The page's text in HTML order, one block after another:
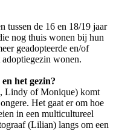
tussen de 16 en 18/19 jaar
nog thuis wonen bij hun
geadopteerde en/of
wonen.
het gezin?
Lindy of Monique) komt
Het gaat er om hoe
in een multicultureel
(Lilian) langs om een